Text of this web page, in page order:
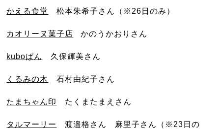
かえる食堂 松本朱希子さん（※26日のみ）
カオリーヌ菓子店 かのうかおりさん
kuboぱん 久保輝美さん
くるみの木 石村由紀子さん
たまちゃん印 たくまたまえさん
タルマーリー
渡邉格さん 麻里子さん（※23日の